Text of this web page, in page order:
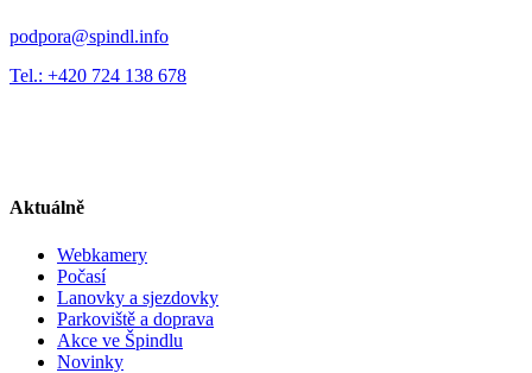
podpora@spindl.info
Tel.: +420 724 138 678
Aktuálně
Webkamery
Počasí
Lanovky a sjezdovky
Parkoviště a doprava
Akce ve Špindlu
Novinky